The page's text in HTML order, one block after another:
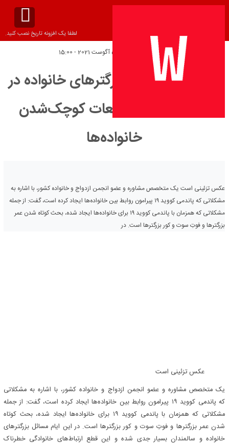
لطفا یک افزونه تاریخ نصب کنید.
تاریخ انتشار:
فوتِ سوت و کور بزرگترهای خانواده در
سایه کووید ۱۹/ تبعات کوچک‌شدن
خانواده‌ها
عکس تزئینی است یک متخصص مشاوره و عضو انجمن ازدواج و خانواده کشور، با اشاره به
مشکلاتی که پاندمی کووید ۱۹ پیرامون روابط بین خانواده‌ها ایجاد کرده است، گفت: از جمله
مشکلاتی که همزمان با پاندمی کووید ۱۹ برای خانواده‌ها ایجاد شده، بحث کوتاه شدن عمر
بزرگترها و فوت‌ِ سوت و کور بزرگترها است. در
عکس تزئینی است
یک متخصص مشاوره و عضو انجمن ازدواج و خانواده کشور، با اشاره به مشکلاتی
که پاندمی کووید ۱۹ پیرامون روابط بین خانواده‌ها ایجاد کرده است، گفت: از جمله
مشکلاتی که همزمان با پاندمی کووید ۱۹ برای خانواده‌ها ایجاد شده، بحث کوتاه
شدن عمر بزرگترها و فوت‌ِ سوت و کور بزرگترها است. در این ایام مسائل بزرگترهای
خانواده و سالمندان بسیار جدی شده و این قطع ارتباط‌های خانوادگی خطرناک